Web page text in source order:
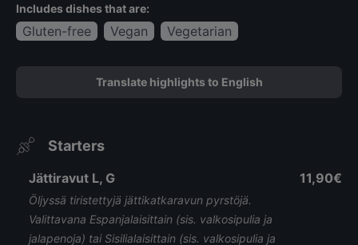
Includes dishes that are:
Gluten-free Vegan Vegetarian
Translate highlights to English
Starters
Jättiravut L, G
Öljyssä tiristettyjä jättikatkaravun pyrstöjä.
Valittavana Espanjalaisittain (sis. valkosipulia ja
jalapenoja) tai Sisilialaisittain (sis. valkosipulia ja
11,90€